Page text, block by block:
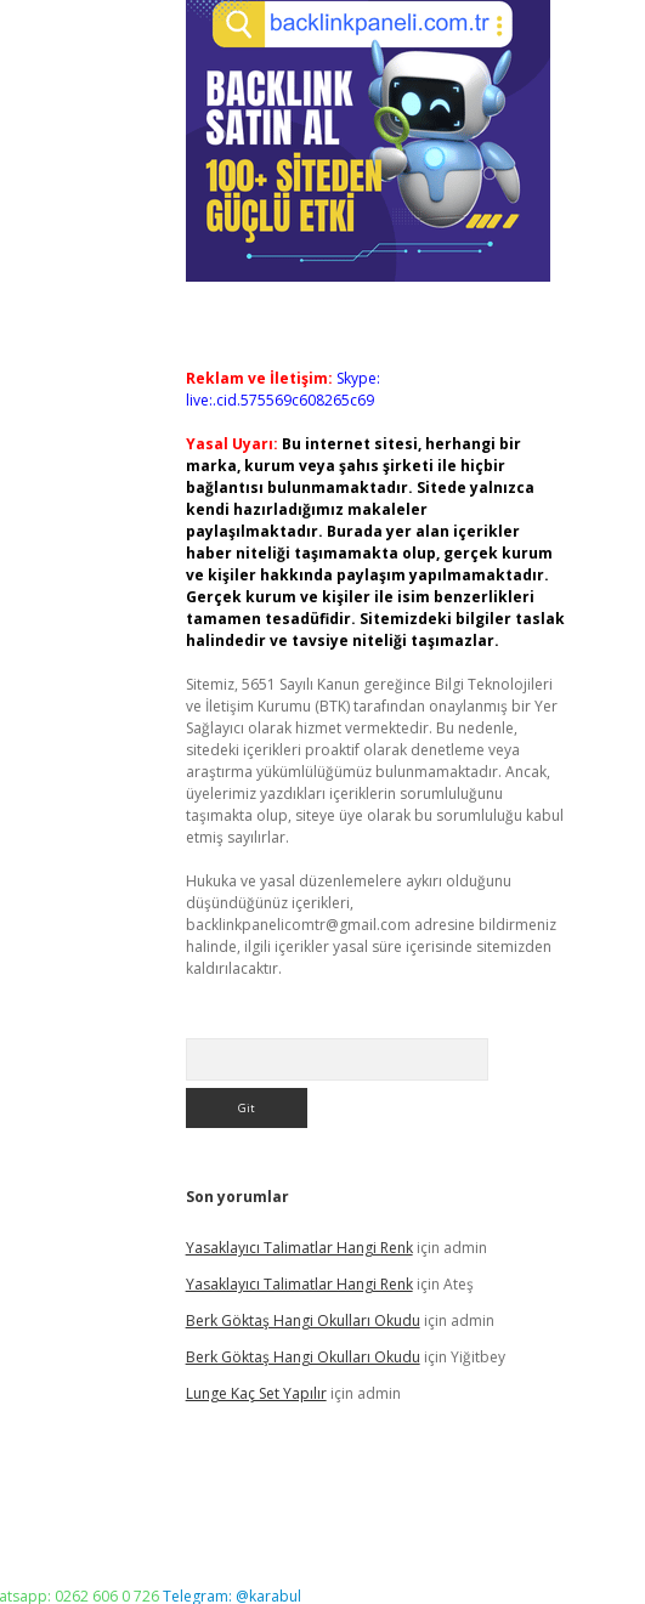
Reklam ve İletişim: Skype:
live:.cid.575569c608265c69
Yasal Uyarı: Bu internet sitesi, herhangi bir
marka, kurum veya şahıs şirketi ile hiçbir
bağlantısı bulunmamaktadır. Sitede yalnızca
kendi hazırladığımız makaleler
paylaşılmaktadır. Burada yer alan içerikler
haber niteliği taşımamakta olup, gerçek kurum
ve kişiler hakkında paylaşım yapılmamaktadır.
Gerçek kurum ve kişiler ile isim benzerlikleri
tamamen tesadüfidir. Sitemizdeki bilgiler taslak
halindedir ve tavsiye niteliği taşımazlar.
Sitemiz, 5651 Sayılı Kanun gereğince Bilgi Teknolojileri
ve İletişim Kurumu (BTK) tarafından onaylanmış bir Yer
Sağlayıcı olarak hizmet vermektedir. Bu nedenle,
sitedeki içerikleri proaktif olarak denetleme veya
araştırma yükümlülüğümüz bulunmamaktadır. Ancak,
üyelerimiz yazdıkları içeriklerin sorumluluğunu
taşımakta olup, siteye üye olarak bu sorumluluğu kabul
etmiş sayılırlar.
Hukuka ve yasal düzenlemelere aykırı olduğunu
düşündüğünüz içerikleri,
backlinkpanelicomtr@gmail.com adresine bildirmeniz
halinde, ilgili içerikler yasal süre içerisinde sitemizden
kaldırılacaktır.
Son yorumlar
Yasaklayıcı Talimatlar Hangi Renkiçin admin
Yasaklayıcı Talimatlar Hangi Renkiçin Ateş
Berk Göktaş Hangi Okulları Okudu için admin
Berk Göktaş Hangi Okulları Okudu için Yiğitbey
Lunge Kaç Set Yapılıriçin admin
0262 606 0 726Telegram: @karabul